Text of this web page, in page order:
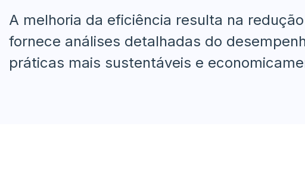
A melhoria da eficiência resulta na
fornece análises detalhadas do
práticas mais sustentáveis e